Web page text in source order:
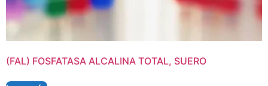
(FAL) FOSFATASA ALCALINA TOTAL, SUERO